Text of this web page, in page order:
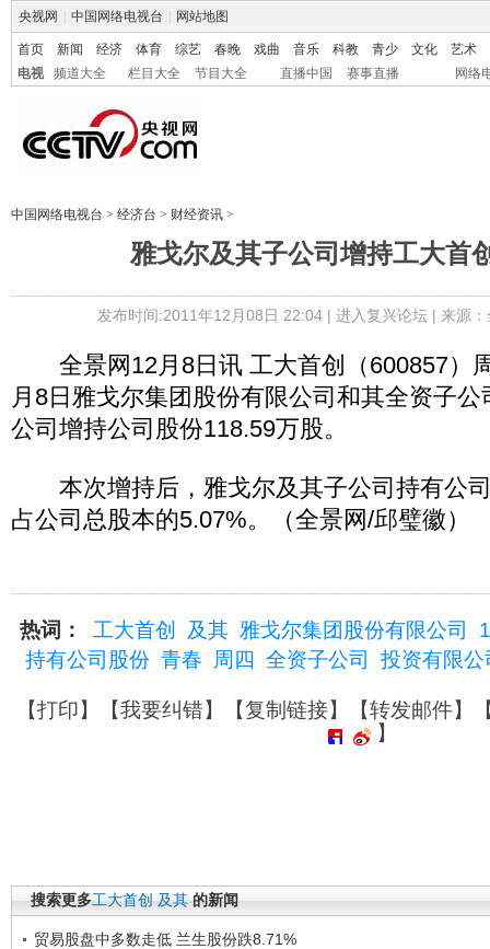
央视网 中国网络电视台 网站地图
首页 新闻 经济 体育 综艺 春晚 戏曲 音乐 科教 青少 文化
艺术
电视
频道大全 栏目大全 节目大全 直播中国 赛事直播 网络
中国网络电视台 > 经济台 > 财经资讯 >
雅戈尔及其子公司增持工大首
发布时间:2011年12月08日 22:04 | 进入复兴论坛| 来源
全景网12月8日讯 工大首创（600857）
月8日雅戈尔集团股份有限公司和其全资子
公司增持公司股份118.59万股。
本次增持后，雅戈尔及其子公司持有公司
占公司总股本的5.07%。（全景网/邱璧徽）
热词： 工大首创 及其 雅戈尔集团股份有限公司
持有公司股份 青春 周四 全资子公司 投资有限公
【打印】【我要纠错】【复制链接】【转发邮件】
】
搜索更多工大首创 及其 的新闻
贸易股盘中多数走低 兰生股份跌8.71%